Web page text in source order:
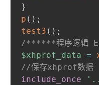
}
p ( ) ;
test3 ( ) ;
/******程序逻辑
$xhprof_data =
//保存xhprof数据
include_once